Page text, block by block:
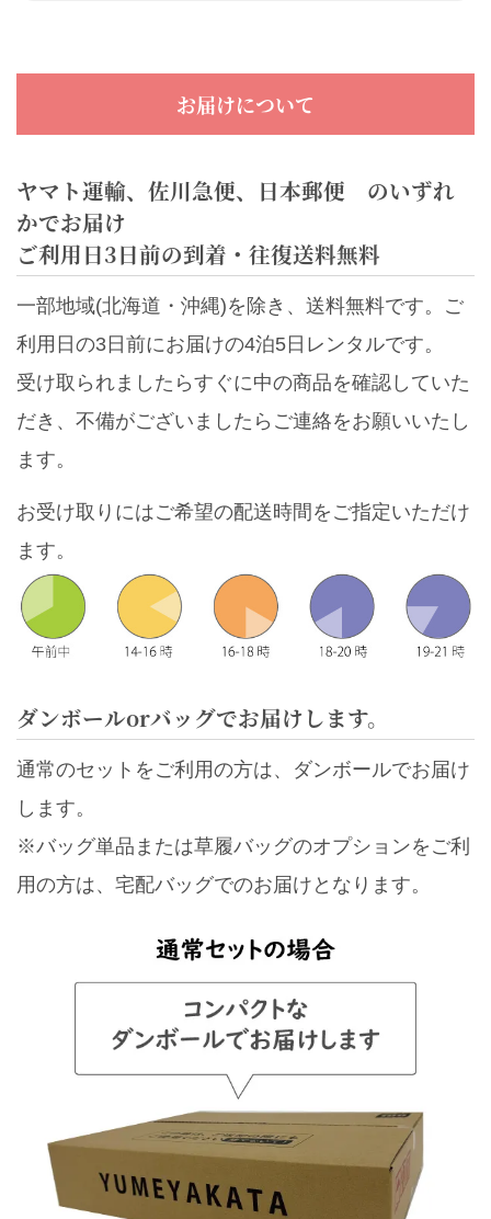
お届けについて
ヤマト運輸、佐川急便、日本郵便 のいずれ
かでお届け
ご利用日3日前の到着・往復送料無料
一部地域(北海道・沖縄)を除き、送料無料です。ご
利用日の3日前にお届けの4泊5日レンタルです。
受け取られましたらすぐに中の商品を確認していた
だき、不備がございましたらご連絡をお願いいたし
ます。
お受け取りにはご希望の配送時間をご指定いただけ
ます。
ダンボールorバッグでお届けします。
通常のセットをご利用の方は、ダンボールでお届け
します。
※バッグ単品または草履バッグのオプションをご利
用の方は、宅配バッグでのお届けとなります。